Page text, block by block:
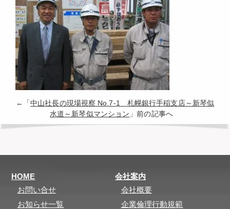
←「中山社長の現場視察 No.7-1 札幌銀行手稲支店～新琴似
水道～新琴似マンション 」前の記事へ
HOME
お問い合せ
お知らせ一覧
会社案内
会社概要
企業倫理行動規範